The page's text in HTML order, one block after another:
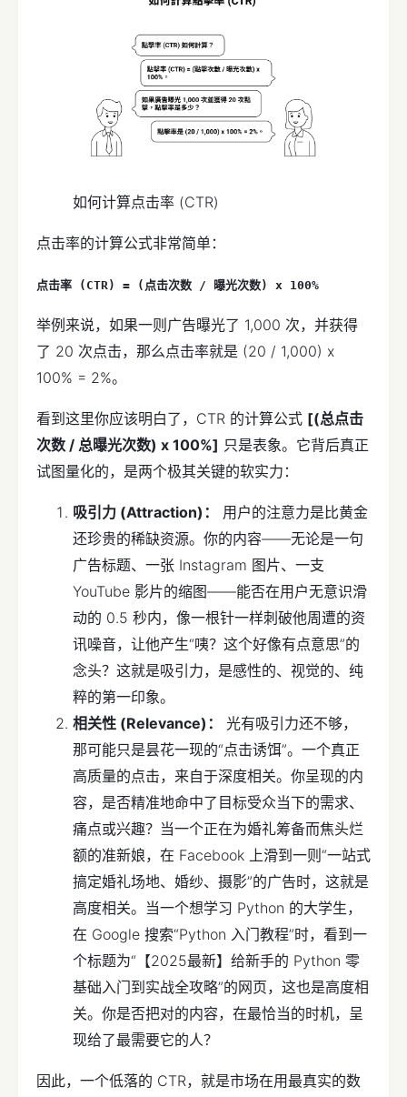
如何计算点击率 (CTR)
点击率的计算公式非常简单：
点击率 (CTR) = (点击次数 / 曝光次数) x 100%
举例来说，如果一则广告曝光了 1,000 次，并获得
了 20 次点击，那么点击率就是 (20 / 1,000) x
100% = 2%。
看到这里你应该明白了，CTR 的计算公式 [(总点击
次数 / 总曝光次数) x 100%] 只是表象。它背后真正
试图量化的，是两个极其关键的软实力：
吸引力 (Attraction)：
用户的注意力是比黄金
还珍贵的稀缺资源。你的内容——无论是一句
广告标题、一张 Instagram 图片、一支
YouTube 影片的缩图——能否在用户无意识滑
动的 0.5 秒内，像一根针一样刺破他周遭的资
讯噪音，让他产生“咦？这个好像有点意思”的
念头？这就是吸引力，是感性的、视觉的、纯
粹的第一印象。
相关性 (Relevance)：
光有吸引力还不够，
那可能只是昙花一现的“点击诱饵”。一个真正
高质量的点击，来自于深度相关。你呈现的内
容，是否精准地命中了目标受众当下的需求、
痛点或兴趣？当一个正在为婚礼筹备而焦头烂
额的准新娘，在 Facebook 上滑到一则“一站式
搞定婚礼场地、婚纱、摄影”的广告时，这就是
高度相关。当一个想学习 Python 的大学生，
在 Google 搜索“Python 入门教程”时，看到一
个标题为“【2025最新】给新手的 Python 零
基础入门到实战全攻略”的网页，这也是高度相
关。你是否把对的内容，在最恰当的时机，呈
现给了最需要它的人？
因此，一个低落的 CTR，就是市场在用最真实的数